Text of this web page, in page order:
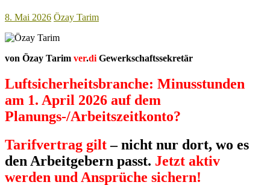
8. Mai 2026 Özay Tarim
von Özay Tarim ver.di Gewerkschaftssekretär
Luftsicherheitsbranche: Minusstunden
am 1. April 2026 auf dem
Planungs-/Arbeitszeitkonto?
Tarifvertrag gilt– nicht nur dort, wo es
den Arbeitgebern passt. Jetzt aktiv
werden und Ansprüche sichern!